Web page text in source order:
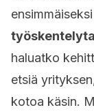
ensimmäiseksi
haluatko
etsiä
kotoa käsin.